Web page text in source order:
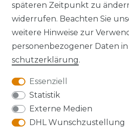
späteren Zeitpunkt zu
widerrufen. Beachten Sie
weitere Hinweise zur
personenbezogener Daten
schutz­erklärung.
Essenziell
Statistik
Externe Medien
DHL Wunschzustellung
VERTRAG